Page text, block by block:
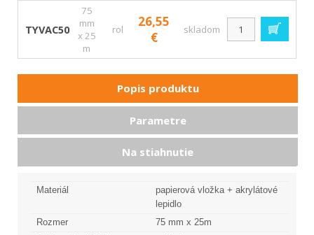
TYVAC50
75
mm
x 25
m
rol
26,55
€
skladom
Popis produktu
Parametre
Na stiahnutie
Materiál
papierová vložka + akrylátové
lepidlo
Rozmer
75 mm x 25m